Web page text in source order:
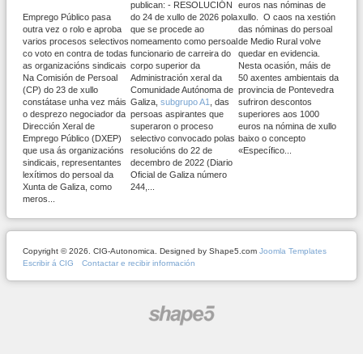
Emprego Público pasa
outra vez o rolo e aproba
varios procesos selectivos
co voto en contra de todas
as organizacións sindicais
Na Comisión de Persoal
(CP) do 23 de xullo
constátase unha vez máis
o desprezo negociador da
Dirección Xeral de
Emprego Público (DXEP)
que usa ás organizacións
sindicais, representantes
lexítimos do persoal da
Xunta de Galiza, como
meros...
publican: - RESOLUCIÓN
do 24 de xullo de 2026 pola
que se procede ao
nomeamento como persoal
funcionario de carreira do
corpo superior da
Administración xeral da
Comunidade Autónoma de
Galiza, subgrupo A1
, das
persoas aspirantes que
superaron o proceso
selectivo convocado polas
resolucións do 22 de
decembro de 2022 (Diario
Oficial de Galiza número
244,...
euros nas nóminas de
xullo. O caos na xestión
das nóminas do persoal
de Medio Rural volve
quedar en evidencia.
Nesta ocasión, máis de
50 axentes ambientais da
provincia de Pontevedra
sufriron descontos
superiores aos 1000
euros na nómina de xullo
baixo o concepto
«Específico...
Copyright © 2026. CIG-Autonomica. Designed by Shape5.com Joomla Templates
Escribir á CIG
Contactar e recibir información